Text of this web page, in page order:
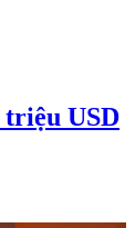
USD